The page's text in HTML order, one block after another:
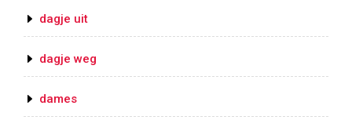
dagje uit
dagje weg
dames